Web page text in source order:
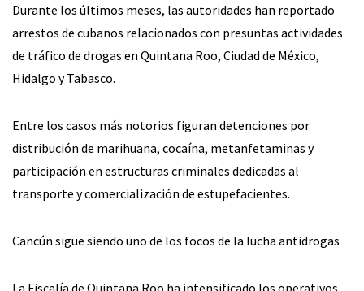
Durante los últimos meses, las autoridades han reportado
arrestos de cubanos relacionados con presuntas actividades
de tráfico de drogas en Quintana Roo, Ciudad de México,
Hidalgo y Tabasco.
Entre los casos más notorios figuran detenciones por
distribución de marihuana, cocaína, metanfetaminas y
participación en estructuras criminales dedicadas al
transporte y comercialización de estupefacientes.
Cancún sigue siendo uno de los focos de la lucha antidrogas
La Fiscalía de Quintana Roo ha intensificado los operativos